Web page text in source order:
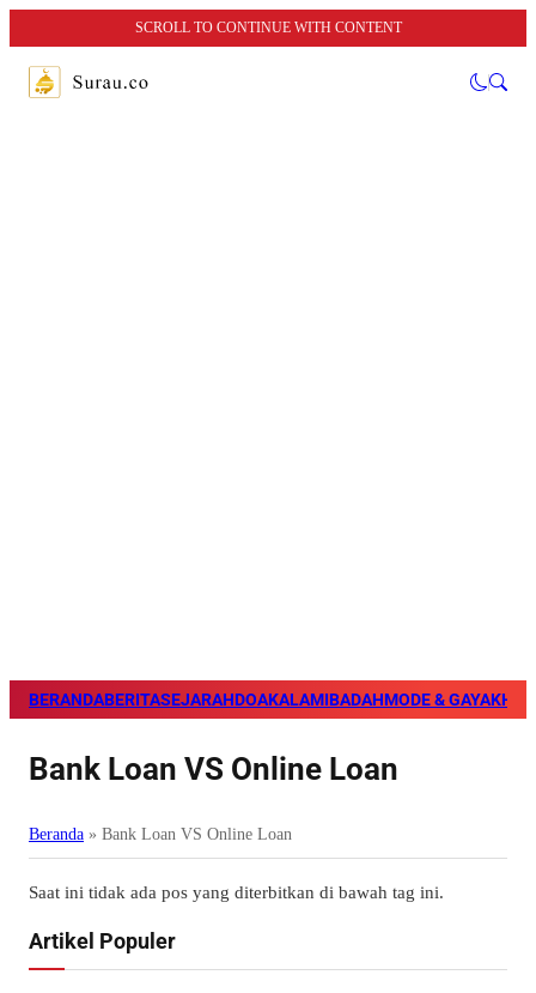
SCROLL TO CONTINUE WITH CONTENT
BERANDABERITASEJARAHDOAKALAMIBADAHMODE & GAYA
Bank Loan VS Online Loan
Beranda » Bank Loan VS Online Loan
Saat ini tidak ada pos yang diterbitkan di bawah tag ini.
Artikel Populer